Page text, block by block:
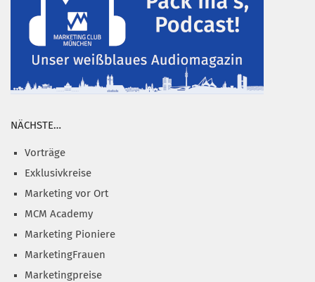
NÄCHSTE…
Vorträge
Exklusivkreise
Marketing vor Ort
MCM Academy
Marketing Pioniere
MarketingFrauen
Marketingpreise